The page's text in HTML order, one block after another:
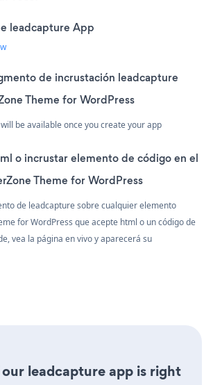
leadcapture App
de incrustación leadcapture
Theme for WordPress
be available once you create your app
o incrustar elemento de código en el
Theme for WordPress
de leadcapture sobre cualquier elemento
for WordPress que acepte html o un código de
vea la página en vivo y aparecerá su
leadcapture app is right